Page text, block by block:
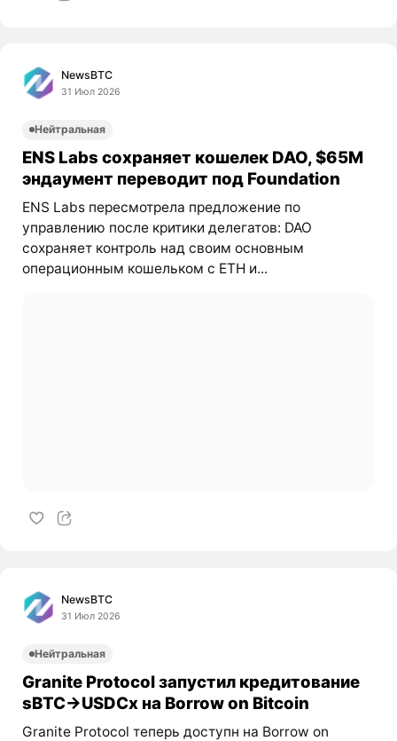
NewsBTC
31 Июл 2026
Нейтральная
ENS Labs сохраняет кошелек DAO, $65M
эндаумент переводит под Foundation
ENS Labs пересмотрела предложение по
управлению после критики делегатов: DAO
сохраняет контроль над своим основным
операционным кошельком с ETH и...
NewsBTC
31 Июл 2026
Нейтральная
Granite Protocol запустил кредитование
sBTC→USDCx на Borrow on Bitcoin
Granite Protocol теперь доступн на Borrow on